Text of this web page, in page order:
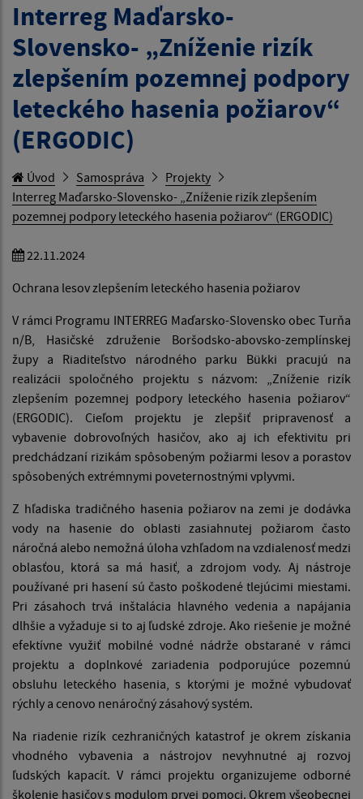
Interreg Maďarsko-
Slovensko- „Zníženie rizík
zlepšením pozemnej podpory
leteckého hasenia požiarov“
(ERGODIC)
Úvod Samospráva
Projekty
Interreg Maďarsko-Slovensko- „Zníženie rizík zlepšením
pozemnej podpory leteckého hasenia požiarov“ (ERGODIC)
22.11.2024
Ochrana lesov zlepšením leteckého hasenia požiarov
V rámci Programu INTERREG Maďarsko-Slovensko obec Turňa
n/B, Hasičské združenie Boršodsko-abovsko-zemplínskej
župy a Riaditeľstvo národného parku Bükki pracujú na
realizácii spoločného projektu s názvom: „Zníženie rizík
zlepšením pozemnej podpory leteckého hasenia požiarov“
(ERGODIC). Cieľom projektu je zlepšiť pripravenosť a
vybavenie dobrovoľných hasičov, ako aj ich efektivitu pri
predchádzaní rizikám spôsobeným požiarmi lesov a porastov
spôsobených extrémnymi poveternostnými vplyvmi.
Z hľadiska tradičného hasenia požiarov na zemi je dodávka
vody na hasenie do oblasti zasiahnutej požiarom často
náročná alebo nemožná úloha vzhľadom na vzdialenosť medzi
oblasťou, ktorá sa má hasiť, a zdrojom vody. Aj nástroje
používané pri hasení sú často poškodené tlejúcimi miestami.
Pri zásahoch trvá inštalácia hlavného vedenia a napájania
dlhšie a vyžaduje si to aj ľudské zdroje. Ako riešenie je možné
efektívne využiť mobilné vodné nádrže obstarané v rámci
projektu a doplnkové zariadenia podporujúce pozemnú
obsluhu leteckého hasenia, s ktorými je možné vybudovať
rýchly a cenovo nenáročný zásahový systém.
Na riadenie rizík cezhraničných katastrof je okrem získania
vhodného vybavenia a nástrojov nevyhnutné aj rozvoj
ľudských kapacít. V rámci projektu organizujeme odborné
školenie hasičov s modulom prvej pomoci. Okrem všeobecnej